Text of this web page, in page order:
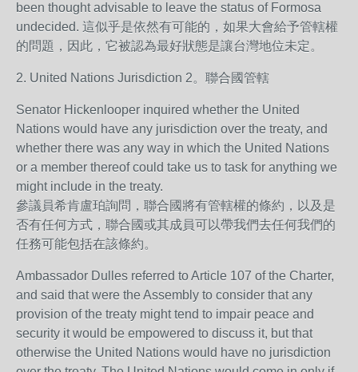
been thought advisable to leave the status of Formosa
undecided. 這似乎是依然有可能的，如果大會給予管轄權
的問題，因此，它被認為最好狀態是讓台灣地位未定。
2. United Nations Jurisdiction 2。聯合國管轄
Senator Hickenlooper inquired whether the United
Nations would have any jurisdiction over the treaty, and
whether there was any way in which the United Nations
or a member thereof could take us to task for anything we
might include in the treaty.
參議員希肯盧珀詢問，聯合國將有管轄權的條約，以及是
否有任何方式，聯合國或其成員可以帶我們去任何我們的
任務可能包括在該條約。
Ambassador Dulles referred to Article 107 of the Charter,
and said that were the Assembly to consider that any
provision of the treaty might tend to impair peace and
security it would be empowered to discuss it, but that
otherwise the United Nations would have no jurisdiction